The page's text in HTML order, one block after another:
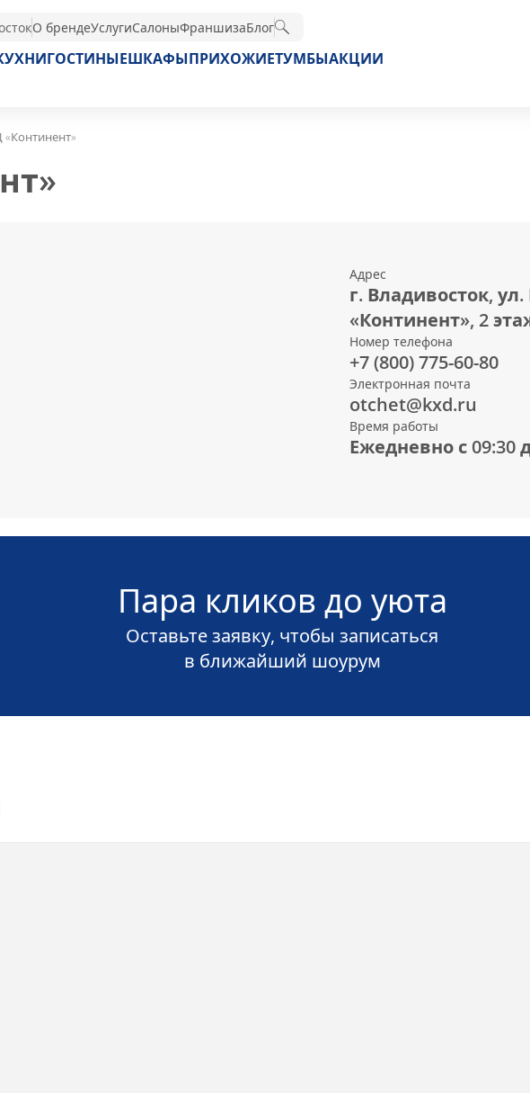
О брендеУслугиСалоныФраншизаБлог
ГОСТИНЫЕШКАФЫПРИХОЖИЕТУМБЫАКЦИИ
«Континент»
Адрес
г. Владивосток,
«Континент», 2
Номер телефона
+7 (800) 775-60-80
Электронная почта
otchet@kxd.ru
Время работы
Ежедневно с 09:30
Пара кликов до уюта
Оставьте заявку, чтобы записаться
в ближайший шоурум